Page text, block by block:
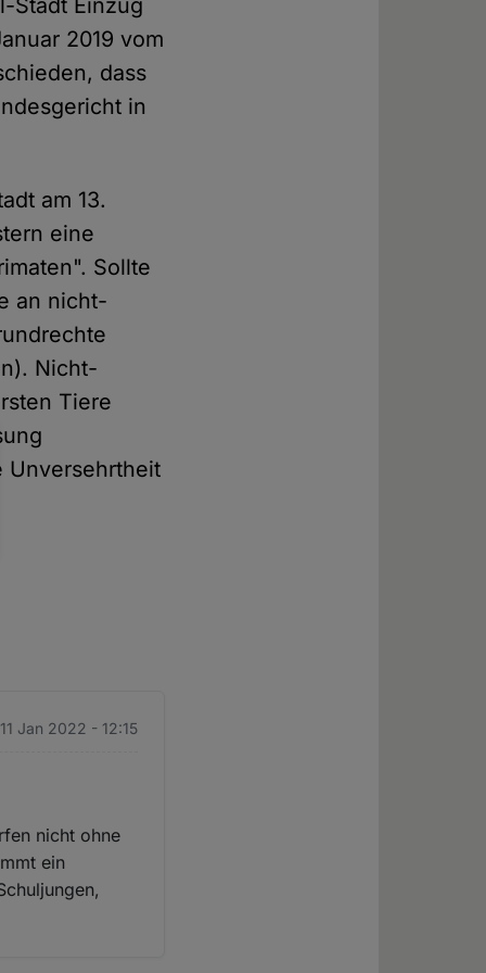
Stadt Einzug
2019 vom
dass
in
am 13.
eine
Sollte
an nicht-
Nicht-
Tiere
Unversehrtheit
Jan 2022 - 12:15
nicht ohne
ein